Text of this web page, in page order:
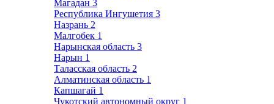
Магадан 3
Республика Ингушетия 3
Назрань 2
Малгобек 1
Нарынская область 3
Нарын 1
Таласская область 2
Алматинская область 1
Капшагай 1
Чукотский автономный округ 1